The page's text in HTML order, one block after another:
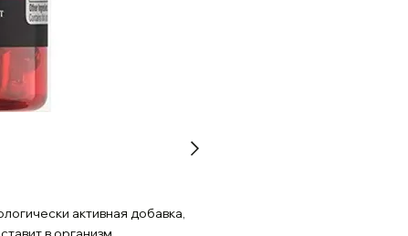
активная добавка,